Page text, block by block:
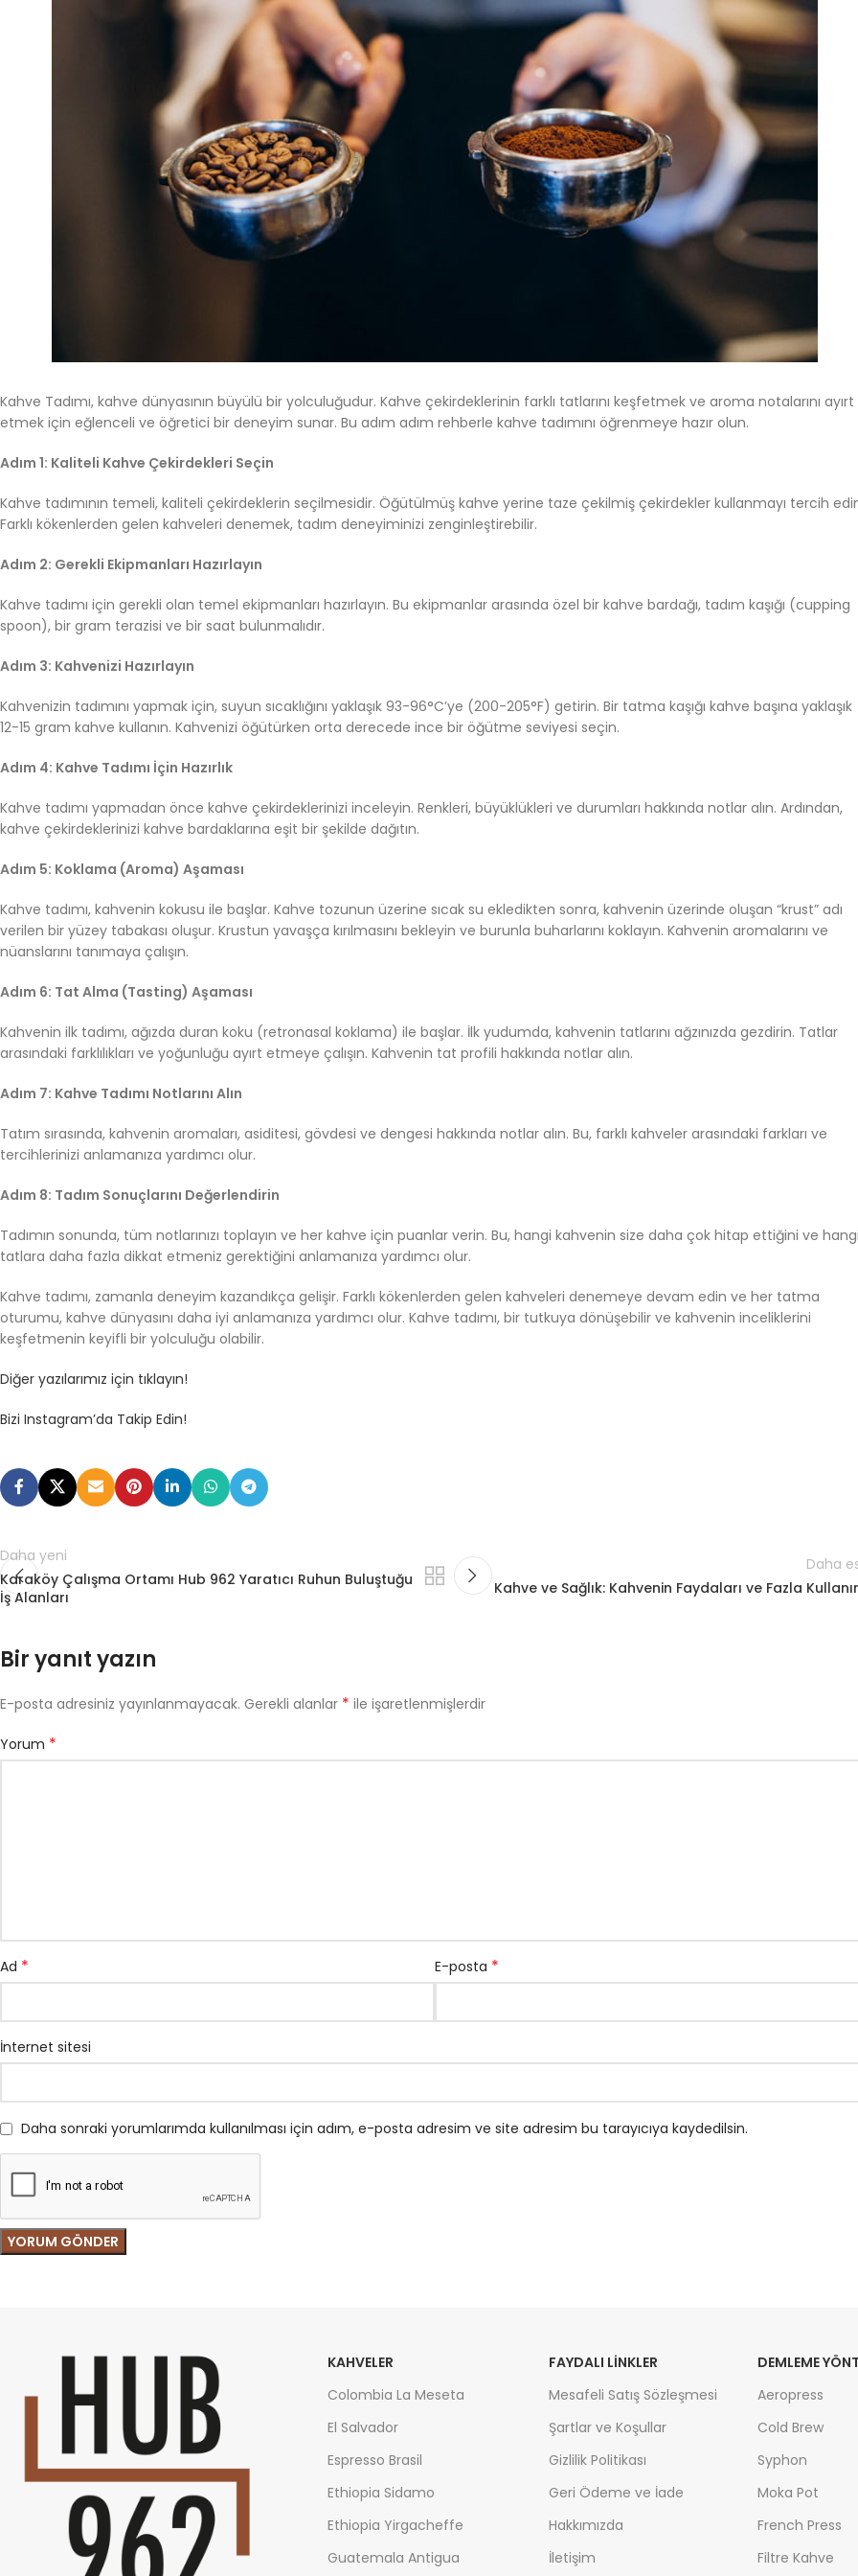
Kahve Tadımı, kahve dünyasının büyülü bir yolculuğudur. Kahve çekirdeklerinin farklı tatlarını keşfetmek ve aroma notalarını ayırt
etmek için eğlenceli ve öğretici bir deneyim sunar. Bu adım adım rehberle kahve tadımını öğrenmeye hazır olun.
Adım 1: Kaliteli Kahve Çekirdekleri Seçin
Kahve tadımının temeli, kaliteli çekirdeklerin seçilmesidir. Öğütülmüş kahve yerine taze çekilmiş çekirdekler kullanmayı tercih
Farklı kökenlerden gelen kahveleri denemek, tadım deneyiminizi zenginleştirebilir.
Adım 2: Gerekli Ekipmanları Hazırlayın
Kahve tadımı için gerekli olan temel ekipmanları hazırlayın. Bu ekipmanlar arasında özel bir kahve bardağı, tadım kaşığı (cupping
spoon), bir gram terazisi ve bir saat bulunmalıdır.
Adım 3: Kahvenizi Hazırlayın
Kahvenizin tadımını yapmak için, suyun sıcaklığını yaklaşık 93-96°C’ye (200-205°F) getirin. Bir tatma kaşığı kahve başına yaklaşık
12-15 gram kahve kullanın. Kahvenizi öğütürken orta derecede ince bir öğütme seviyesi seçin.
Adım 4: Kahve Tadımı İçin Hazırlık
Kahve tadımı yapmadan önce kahve çekirdeklerinizi inceleyin. Renkleri, büyüklükleri ve durumları hakkında notlar alın. Ardından,
kahve çekirdeklerinizi kahve bardaklarına eşit bir şekilde dağıtın.
Adım 5: Koklama (Aroma) Aşaması
Kahve tadımı, kahvenin kokusu ile başlar. Kahve tozunun üzerine sıcak su ekledikten sonra, kahvenin üzerinde oluşan “krust” adı
verilen bir yüzey tabakası oluşur. Krustun yavaşça kırılmasını bekleyin ve burunla buharlarını koklayın. Kahvenin aromalarını ve
nüanslarını tanımaya çalışın.
Adım 6: Tat Alma (Tasting) Aşaması
Kahvenin ilk tadımı, ağızda duran koku (retronasal koklama) ile başlar. İlk yudumda, kahvenin tatlarını ağzınızda gezdirin. Tatlar
arasındaki farklılıkları ve yoğunluğu ayırt etmeye çalışın. Kahvenin tat profili hakkında notlar alın.
Adım 7: Kahve Tadımı Notlarını Alın
Tatım sırasında, kahvenin aromaları, asiditesi, gövdesi ve dengesi hakkında notlar alın. Bu, farklı kahveler arasındaki farkları ve
tercihlerinizi anlamanıza yardımcı olur.
Adım 8: Tadım Sonuçlarını Değerlendirin
Tadımın sonunda, tüm notlarınızı toplayın ve her kahve için puanlar verin. Bu, hangi kahvenin size daha çok hitap ettiğini ve hangi
tatlara daha fazla dikkat etmeniz gerektiğini anlamanıza yardımcı olur.
Kahve tadımı, zamanla deneyim kazandıkça gelişir. Farklı kökenlerden gelen kahveleri denemeye devam edin ve her tatma
oturumu, kahve dünyasını daha iyi anlamanıza yardımcı olur. Kahve tadımı, bir tutkuya dönüşebilir ve kahvenin inceliklerini
keşfetmenin keyifli bir yolculuğu olabilir.
Diğer yazılarımız için tıklayın!
Bizi Instagram’da Takip Edin!
Daha yeni
Karaköy Çalışma Ortamı Hub 962 Yaratıcı Ruhun Buluştuğu
İş Alanları
Daha
Kahve ve Sağlık: Kahvenin Faydaları ve Fazla
Bir yanıt yazın
E-posta adresiniz yayınlanmayacak. Gerekli alanlar * ile işaretlenmişlerdir
Yorum *
Ad * E-posta *
İnternet sitesi
Daha sonraki yorumlarımda kullanılması için adım, e-posta adresim ve site adresim bu tarayıcıya kaydedilsin.
KAHVELER
Colombia La Meseta
El Salvador
Espresso Brasil
Ethiopia Sidamo
Ethiopia Yirgacheffe
Guatemala Antigua
FAYDALI LİNKLER
Mesafeli Satış Sözleşmesi
Şartlar ve Koşullar
Gizlilik Politikası
Geri Ödeme ve İade
Hakkımızda
İletişim
DEMLEME
Aeropress
Cold Brew
Syphon
Moka Pot
French Press
Filtre Kahve